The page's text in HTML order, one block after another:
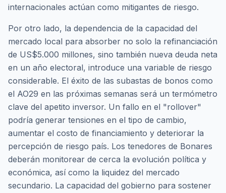
internacionales actúan como mitigantes de riesgo.
Por otro lado, la dependencia de la capacidad del
mercado local para absorber no solo la refinanciación
de US$5.000 millones, sino también nueva deuda neta
en un año electoral, introduce una variable de riesgo
considerable. El éxito de las subastas de bonos como
el AO29 en las próximas semanas será un termómetro
clave del apetito inversor. Un fallo en el "rollover"
podría generar tensiones en el tipo de cambio,
aumentar el costo de financiamiento y deteriorar la
percepción de riesgo país. Los tenedores de Bonares
deberán monitorear de cerca la evolución política y
económica, así como la liquidez del mercado
secundario. La capacidad del gobierno para sostener